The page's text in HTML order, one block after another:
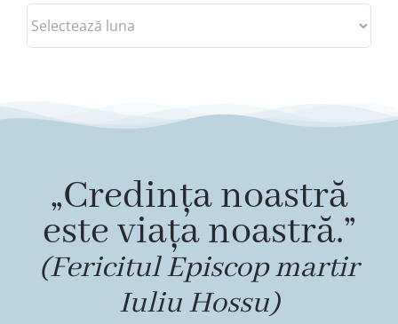
Arhive
„Credința noastră
este viața noastră.”
(Fericitul Episcop martir
Iuliu Hossu)